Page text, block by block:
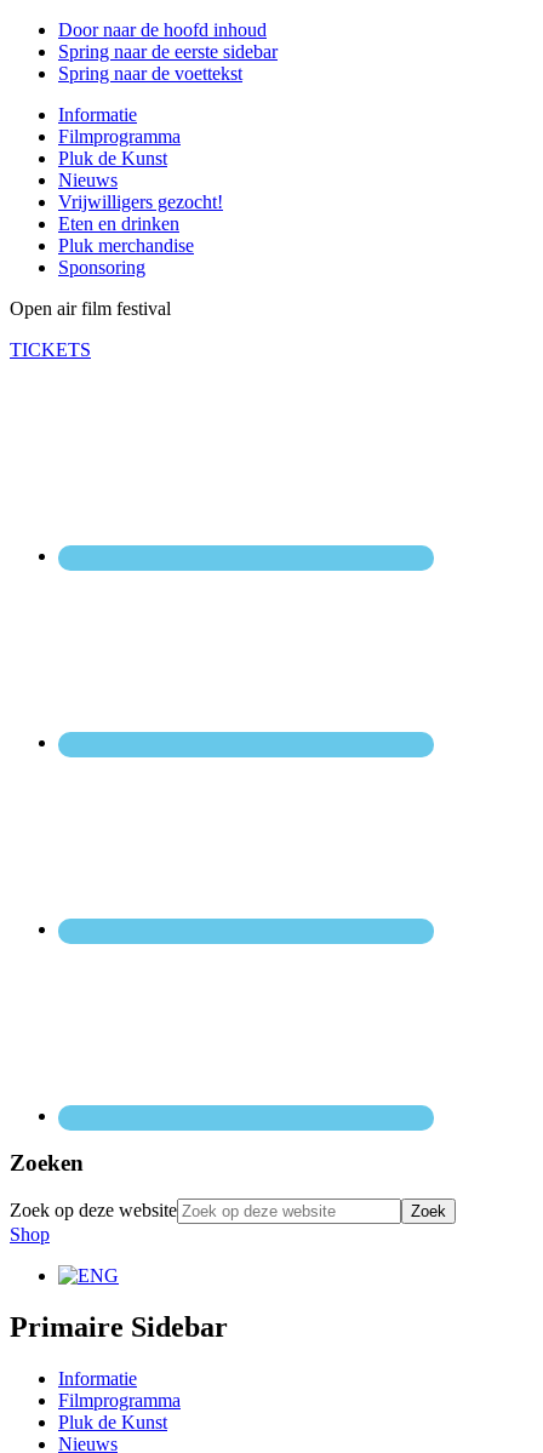
Door naar de hoofd inhoud
Spring naar de eerste sidebar
Spring naar de voettekst
Informatie
Filmprogramma
Pluk de Kunst
Nieuws
Vrijwilligers gezocht!
Eten en drinken
Pluk merchandise
Sponsoring
Open air film festival
TICKETS
Zoeken
Zoek op deze website
Shop
Primaire Sidebar
Informatie
Filmprogramma
Pluk de Kunst
Nieuws